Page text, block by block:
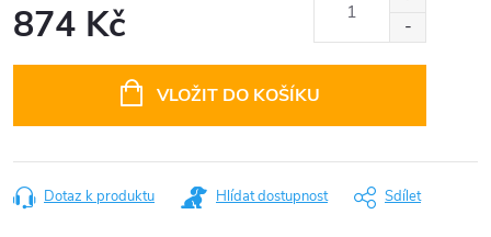
874 Kč
VLOŽIT DO KOŠÍKU
Dotaz k produktu Hlídat dostupnost Sdílet